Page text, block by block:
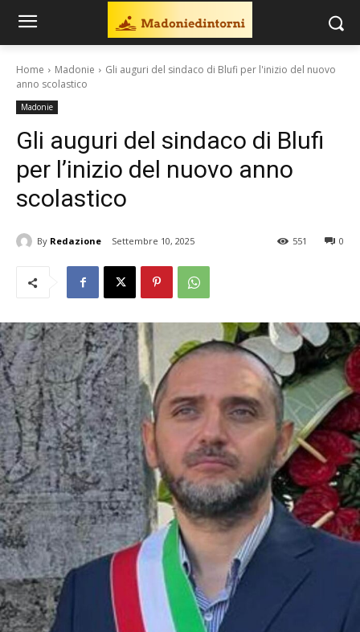
Home Madonie
Gli auguri del sindaco di Blufi per l'inizio del nuovo
anno scolastico
Madonie
Gli auguri del sindaco di Blufi
per l’inizio del nuovo anno
scolastico
By Redazione Settembre 10, 2025 0
551